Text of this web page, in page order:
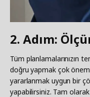
2. Adım:
Tüm planlamalarınızın
doğru yapmak çok
yararlanmak uygun bir
yapabilirsiniz. Tam